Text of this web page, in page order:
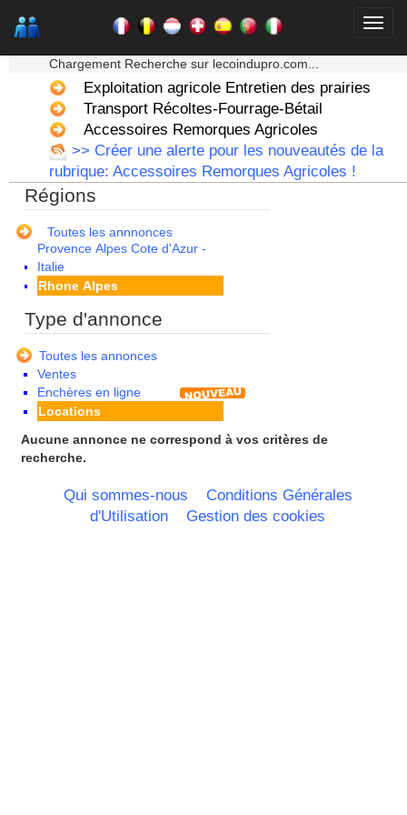
Chargement Recherche sur lecoindupro.com...
Exploitation agricole Entretien des prairies
Transport Récoltes-Fourrage-Bétail
Accessoires Remorques Agricoles
>> Créer une alerte pour les nouveautés de la
rubrique: Accessoires Remorques Agricoles !
Régions
Toutes les annnonces
Limousin
Martinique
Mayotte
Midi Pyrenees - Espagne -
Portugal
Nord Pas de Calais - Belgique -
Pays Bas
Pays de la Loire
Picardie
Poitou Charentes
Principauté de Monaco
Provence Alpes Cote d'Azur -
Italie
Rhone Alpes
Type d'annonce
Toutes les annonces
Ventes
Enchères en ligne
Locations
Aucune annonce ne correspond à vos critères de
recherche.
Qui sommes-nous
Conditions Générales
d'Utilisation
Gestion des cookies